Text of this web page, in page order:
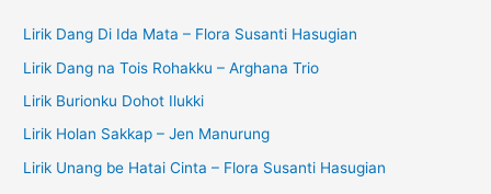
Lirik Dang Di Ida Mata – Flora Susanti Hasugian
Lirik Dang na Tois Rohakku – Arghana Trio
Lirik Burionku Dohot Ilukki
Lirik Holan Sakkap – Jen Manurung
Lirik Unang be Hatai Cinta – Flora Susanti Hasugian